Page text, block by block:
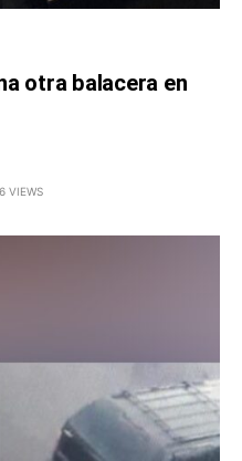
otra balacera en
VIEWS